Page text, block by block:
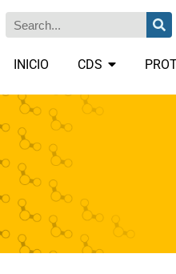
INICIO CDS